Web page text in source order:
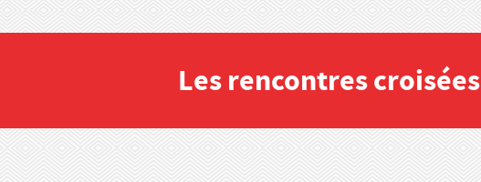
Les rencontres croisées